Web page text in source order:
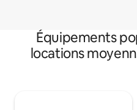
Équipements
locations